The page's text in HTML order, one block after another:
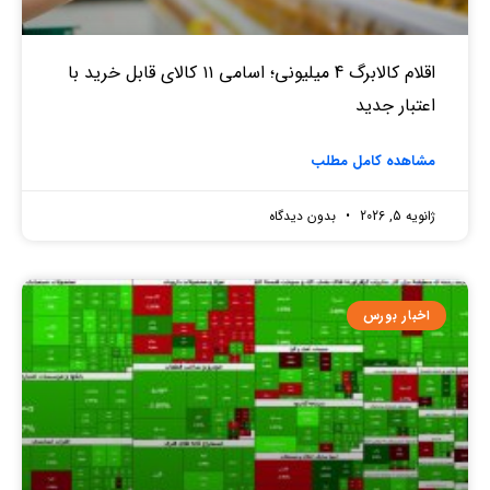
اقلام کالابرگ 4 میلیونی؛ اسامی ۱۱ کالای قابل خرید با
اعتبار جدید
مشاهده کامل مطلب
ژانویه 5, 2026 بدون دیدگاه
اخبار بورس